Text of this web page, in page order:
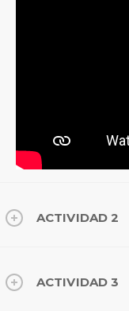
ACTIVIDAD 2
ACTIVIDAD 3